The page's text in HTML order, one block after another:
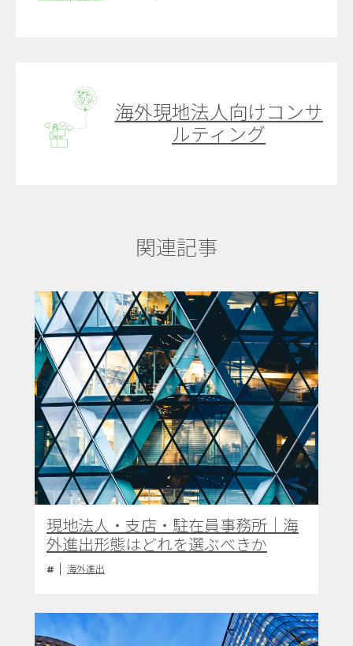
海外現地法人向けコンサ
ルティング
関連記事
現地法人・支店・駐在員事務所｜海
外進出形態はどれを選ぶべきか
海外進出